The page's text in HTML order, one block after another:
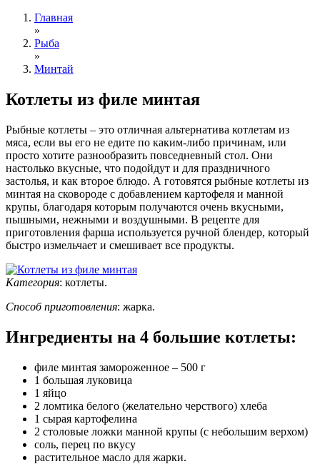
Главная
»
Рыба
»
Минтай
Котлеты из филе минтая
Рыбные котлеты – это отличная альтернатива котлетам из
мяса, если вы его не едите по каким-либо причинам, или
просто хотите разнообразить повседневный стол. Они
настолько вкусные, что подойдут и для праздничного
застолья, и как второе блюдо. А готовятся рыбные котлеты из
минтая на сковороде с добавлением картофеля и манной
крупы, благодаря которым получаются очень вкусными,
пышными, нежными и воздушными. В рецепте для
приготовления фарша используется ручной блендер, который
быстро измельчает и смешивает все продукты.
Категория: котлеты.
Способ приготовления: жарка.
Ингредиенты на 4 большие котлеты:
филе минтая замороженное – 500 г
1 большая луковица
1 яйцо
2 ломтика белого (желательно черствого) хлеба
1 сырая картофелина
2 столовые ложки манной крупы (с небольшим верхом)
соль, перец по вкусу
растительное масло для жарки.